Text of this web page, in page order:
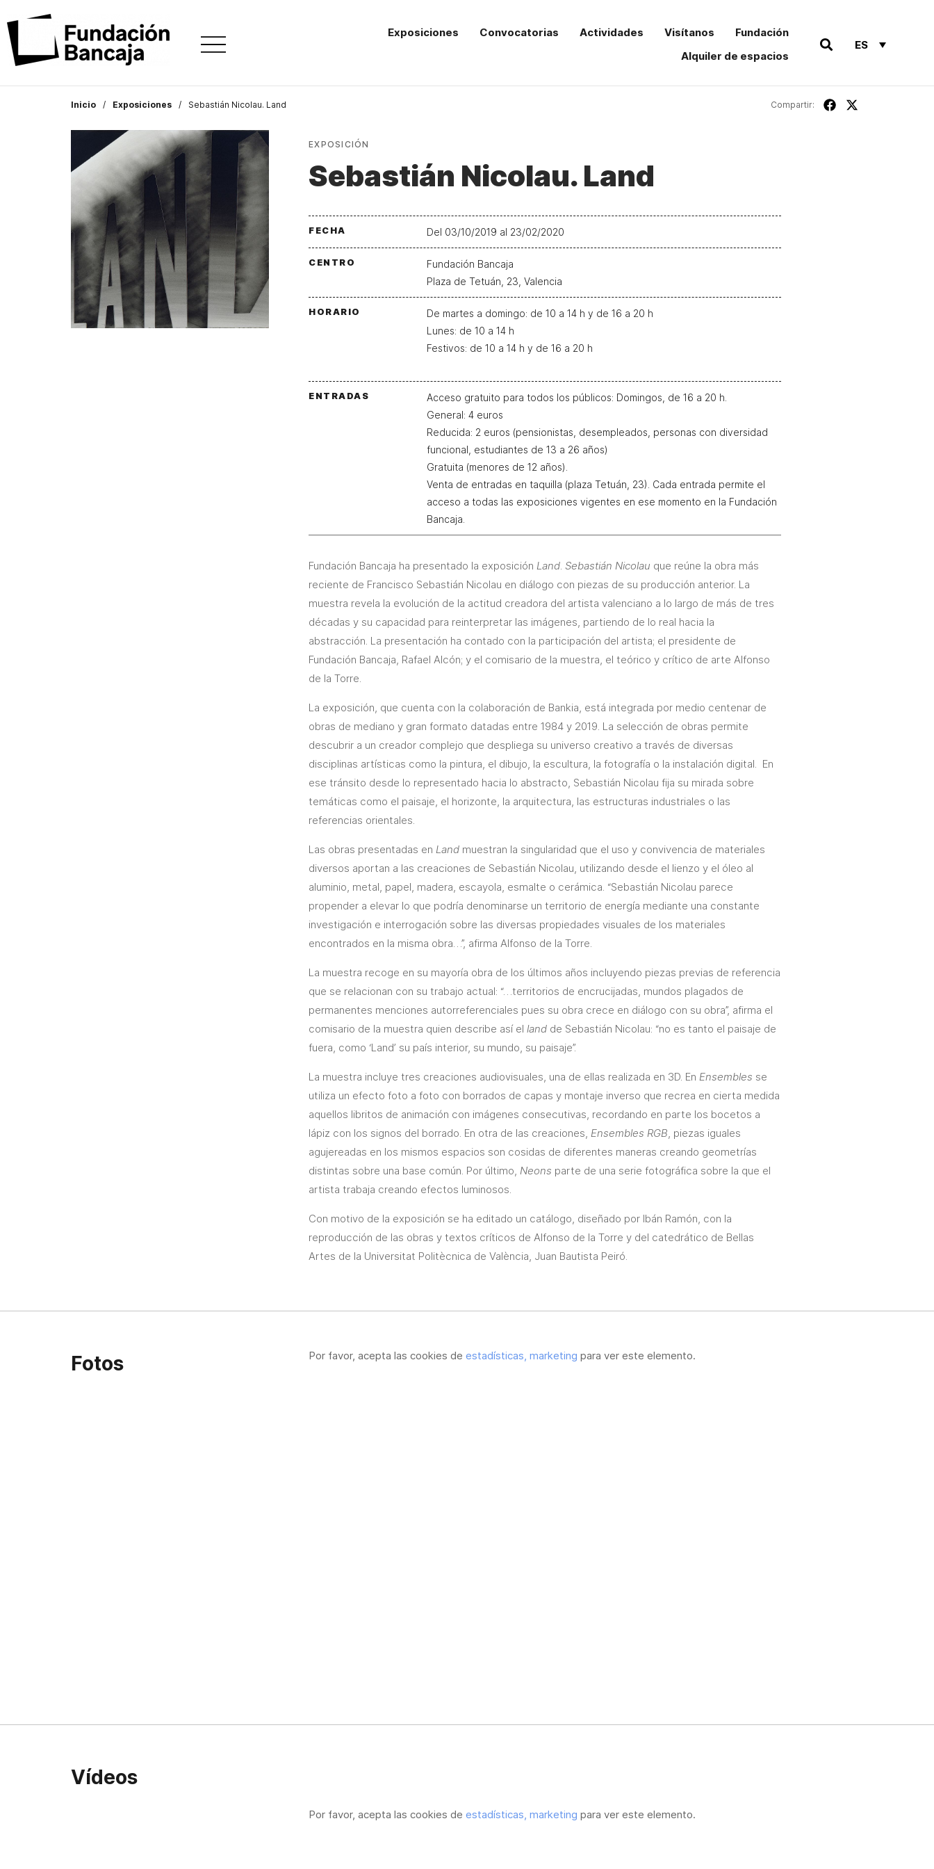
Exposiciones Convocatorias Actividades Visítanos
Fundación
Alquiler de espacios
ES
Inicio Exposiciones Sebastián Nicolau. Land Compartir:
EXPOSICIÓN
Sebastián Nicolau. Land
FECHA Del 03/10/2019 al 23/02/2020
CENTRO
Fundación Bancaja
Plaza de Tetuán, 23, Valencia
HORARIO
De martes a domingo: de 10 a 14 h y de 16 a 20 h
Lunes: de 10 a 14 h
Festivos: de 10 a 14 h y de 16 a 20 h
ENTRADAS
Acceso gratuito para todos los públicos: Domingos, de 16 a 20 h.
General: 4 euros
Reducida: 2 euros (pensionistas, desempleados, personas con diversidad
funcional, estudiantes de 13 a 26 años)
Gratuita (menores de 12 años).
Venta de entradas en taquilla (plaza Tetuán, 23). Cada entrada permite el
acceso a todas las exposiciones vigentes en ese momento en la Fundación
Bancaja.
Fundación Bancaja ha presentado la exposición Land. Sebastián Nicolau que reúne la obra más
reciente de Francisco Sebastián Nicolau en diálogo con piezas de su producción anterior. La
muestra revela la evolución de la actitud creadora del artista valenciano a lo largo de más de tres
décadas y su capacidad para reinterpretar las imágenes, partiendo de lo real hacia la
abstracción. La presentación ha contado con la participación del artista; el presidente de
Fundación Bancaja, Rafael Alcón; y el comisario de la muestra, el teórico y crítico de arte Alfonso
de la Torre.
La exposición, que cuenta con la colaboración de Bankia, está integrada por medio centenar de
obras de mediano y gran formato datadas entre 1984 y 2019. La selección de obras permite
descubrir a un creador complejo que despliega su universo creativo a través de diversas
disciplinas artísticas como la pintura, el dibujo, la escultura, la fotografía o la instalación digital. En
ese tránsito desde lo representado hacia lo abstracto, Sebastián Nicolau fija su mirada sobre
temáticas como el paisaje, el horizonte, la arquitectura, las estructuras industriales o las
referencias orientales.
Las obras presentadas en Land muestran la singularidad que el uso y convivencia de materiales
diversos aportan a las creaciones de Sebastián Nicolau, utilizando desde el lienzo y el óleo al
aluminio, metal, papel, madera, escayola, esmalte o cerámica. “Sebastián Nicolau parece
propender a elevar lo que podría denominarse un territorio de energía mediante una constante
investigación e interrogación sobre las diversas propiedades visuales de los materiales
encontrados en la misma obra…”, afirma Alfonso de la Torre.
La muestra recoge en su mayoría obra de los últimos años incluyendo piezas previas de referencia
que se relacionan con su trabajo actual: “…territorios de encrucijadas, mundos plagados de
permanentes menciones autorreferenciales pues su obra crece en diálogo con su obra”, afirma el
comisario de la muestra quien describe así el land de Sebastián Nicolau: “no es tanto el paisaje de
fuera, como ‘Land’ su país interior, su mundo, su paisaje”.
La muestra incluye tres creaciones audiovisuales, una de ellas realizada en 3D. En Ensembles se
utiliza un efecto foto a foto con borrados de capas y montaje inverso que recrea en cierta medida
aquellos libritos de animación con imágenes consecutivas, recordando en parte los bocetos a
lápiz con los signos del borrado. En otra de las creaciones, Ensembles RGB, piezas iguales
agujereadas en los mismos espacios son cosidas de diferentes maneras creando geometrías
distintas sobre una base común. Por último, Neons parte de una serie fotográfica sobre la que el
artista trabaja creando efectos luminosos.
Con motivo de la exposición se ha editado un catálogo, diseñado por Ibán Ramón, con la
reproducción de las obras y textos críticos de Alfonso de la Torre y del catedrático de Bellas
Artes de la Universitat Politècnica de València, Juan Bautista Peiró.
Fotos Por favor, acepta las cookies de estadísticas, marketing para ver este elemento.
Vídeos
Por favor, acepta las cookies de estadísticas, marketing para ver este elemento.